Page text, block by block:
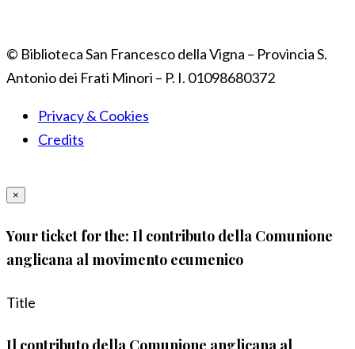
© Biblioteca San Francesco della Vigna – Provincia S.
Antonio dei Frati Minori – P. I. 01098680372
Privacy & Cookies
Credits
×
Your ticket for the: Il contributo della Comunione
anglicana al movimento ecumenico
Title
Il contributo della Comunione anglicana al